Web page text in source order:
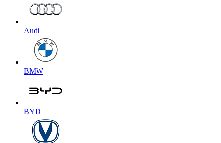
Audi
BMW
BYD